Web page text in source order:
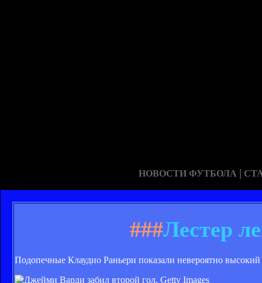
НОВОСТИ ФУТБОЛА |
###Лестер
Подопечные Клаудио Раньери показали невероятно